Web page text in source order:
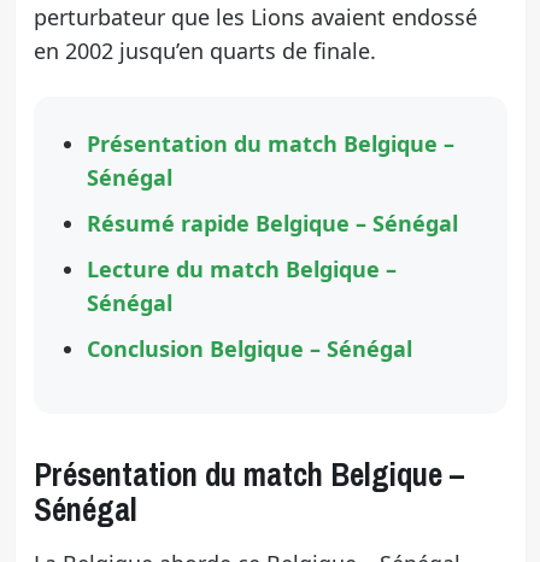
perturbateur que les Lions avaient endossé
en 2002 jusqu’en quarts de finale.
Présentation du match Belgique –
Sénégal
Résumé rapide Belgique – Sénégal
Lecture du match Belgique –
Sénégal
Conclusion Belgique – Sénégal
Présentation du match Belgique –
Sénégal